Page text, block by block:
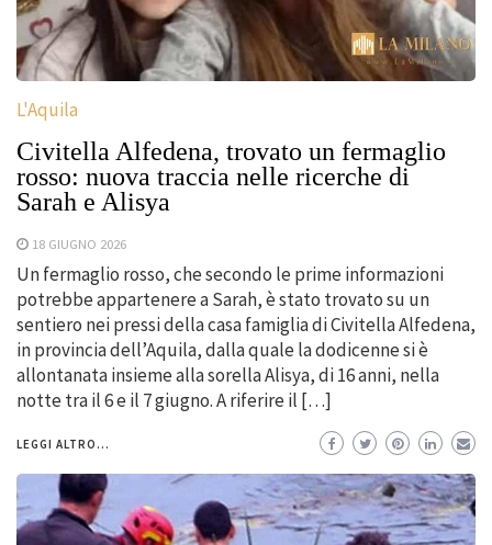
L'Aquila
Civitella Alfedena, trovato un fermaglio
rosso: nuova traccia nelle ricerche di
Sarah e Alisya
18 GIUGNO 2026
Un fermaglio rosso, che secondo le prime informazioni
potrebbe appartenere a Sarah, è stato trovato su un
sentiero nei pressi della casa famiglia di Civitella Alfedena,
in provincia dell’Aquila, dalla quale la dodicenne si è
allontanata insieme alla sorella Alisya, di 16 anni, nella
notte tra il 6 e il 7 giugno. A riferire il […]
LEGGI ALTRO...